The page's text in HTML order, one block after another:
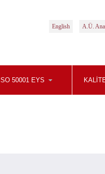
English A.Ü.
ISO 50001 EYS